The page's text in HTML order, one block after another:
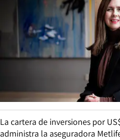
La cartera de inversiones por
administra la aseguradora